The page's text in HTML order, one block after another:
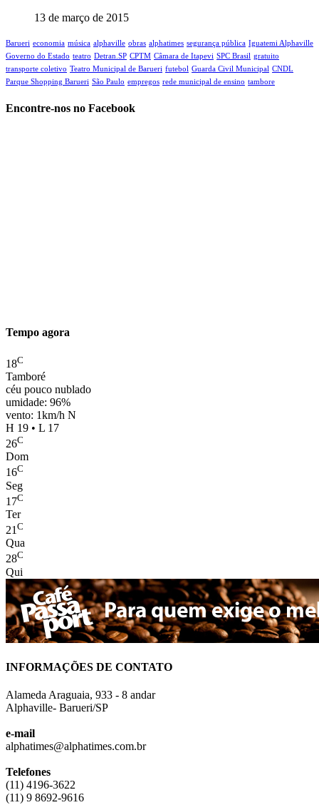
13 de março de 2015
Barueri economia música alphaville obras alphatimes segurança pública Iguatemi Alphaville
Governo do Estado teatro Detran.SP CPTM Câmara de Itapevi‬ SPC Brasil gratuito
transporte coletivo Teatro Municipal de Barueri futebol Guarda Civil Municipal CNDL
Parque Shopping Barueri São Paulo empregos rede municipal de ensino tambore
Encontre-nos no Facebook
Tempo agora
18C
Tamboré
céu pouco nublado
umidade: 96%
vento: 1km/h N
H 19 • L 17
26C
Dom
16C
Seg
17C
Ter
21 C
Qua
28C
Qui
INFORMAÇÕES DE CONTATO
Alameda Araguaia, 933 - 8 andar
Alphaville- Barueri/SP
e-mail
alphatimes@alphatimes.com.br
Telefones
(11) 4196-3622
(11) 9 8692-9616